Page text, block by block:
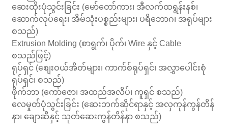
ဆေးထိုးပုံသွင်းခြင်း (မော်တော်ကား၊ အီလက်ထရွန်းနစ်၊
ဆောက်လုပ်ရေး၊ အိမ်သုံးပစ္စည်းများ၊ ပရိဘောဂ၊ အရုပ်များ
စသည်)
Extrusion Molding (စာရွက်၊ ပိုက်၊ Wire နှင့် Cable
စသည်ဖြင့်)
ရုပ်ရှင် (စျေးဝယ်အိတ်များ၊ ကာက်စ်ရုပ်ရှင်၊ အလွှာပေါင်းစုံ
ရုပ်ရှင်၊ စသည်)
ဖိုက်ဘာ (ကော်ဇော၊ အထည်အလိပ်၊ ကူရှင် စသည်)
လေမှုတ်ပုံသွင်းခြင်း (ဆေးဘက်ဆိုင်ရာနှင့် အလှကုန်ကွန်တိန်
နာ၊ ချောဆီနှင့် သုတ်ဆေးကွန်တိန်နာ စသည်)